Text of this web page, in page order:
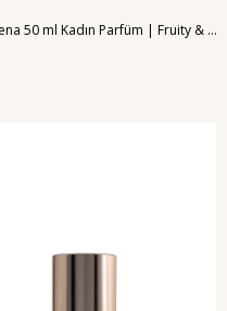
David Walker B13 Helena 50 ml Kadın Parfüm | Fruity & Floral